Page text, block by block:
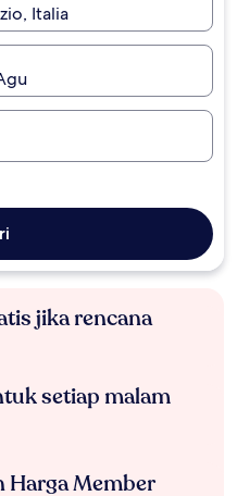
Italia
jika rencana
setiap malam
Harga Member